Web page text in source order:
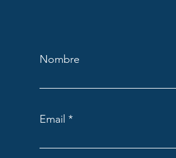
Nombre
Email